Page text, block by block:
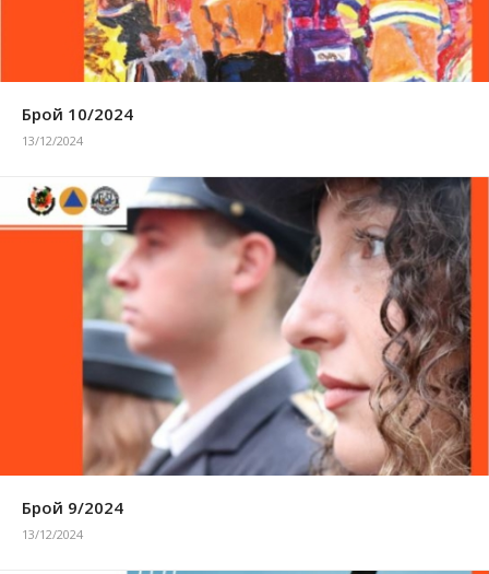
Брой 10/2024
13/12/2024
Брой 9/2024
13/12/2024